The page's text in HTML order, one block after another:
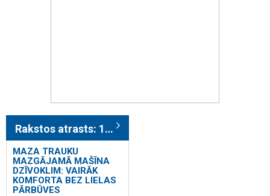
Rakstos atrasts: 184
MAZA TRAUKU
MAZGĀJAMĀ MAŠĪNA
DZĪVOKLIM: VAIRĀK
KOMFORTA BEZ LIELAS
PĀRBŪVES